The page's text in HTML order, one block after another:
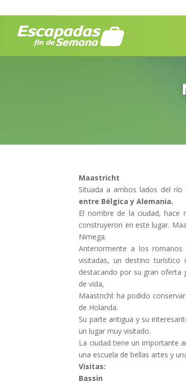
Maastricht
Situada a ambos lados del
entre Bélgica y Alemania.
El nombre de la ciudad, hace
construyeron en este lugar.
Nimega.
Anteriormente a los
visitadas, un destino turístico
destacando por su gran oferta
de vida,
Maastricht ha podido
de Holanda.
Su parte antigua y su
un lugar muy visitado.
La ciudad tiene un importante
una escuela de bellas artes y
Visitas:
Bassin